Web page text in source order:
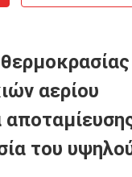
αερίου
του